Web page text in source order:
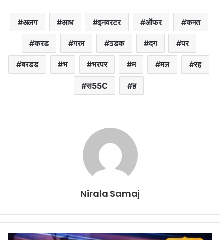
अलग आध इनवरटर ऑफर कमत
करड गरम ठडक दग पर
बरडड भ भरपर म मल रह
स55C ह
Nirala Samaj